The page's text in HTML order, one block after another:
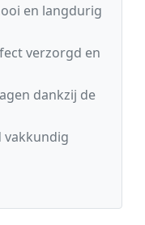
en langdurig
verzorgd en
dankzij de
vakkundig